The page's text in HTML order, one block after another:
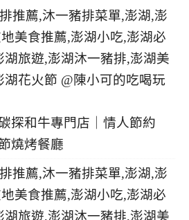
探和牛專門店｜情人節約
燒烤餐廳